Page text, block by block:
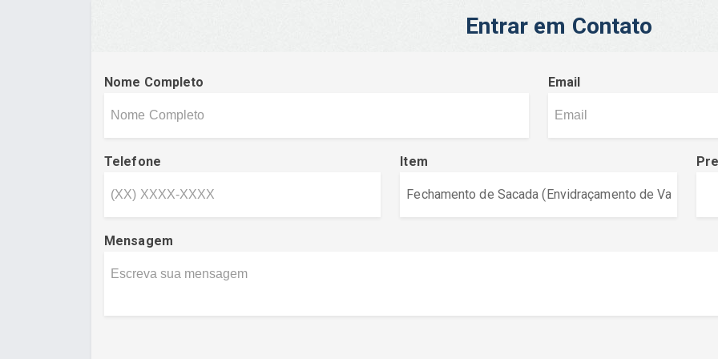
Entrar em Contato
Nome Completo Email
Telefone Item
Mensagem